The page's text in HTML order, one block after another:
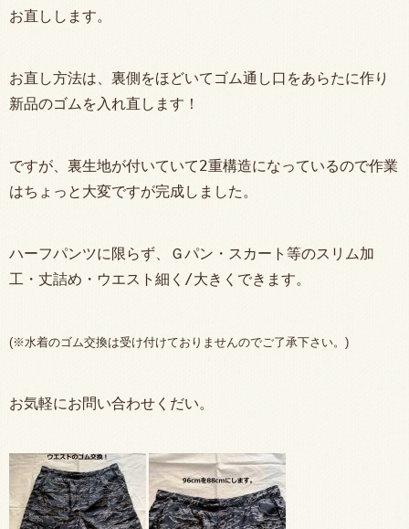
お直しします。
お直し方法は、裏側をほどいてゴム通し口をあらたに作り
新品のゴムを入れ直します！
ですが、裏生地が付いていて2重構造になっているので作業
はちょっと大変ですが完成しました。
ハーフパンツに限らず、Ｇパン・スカート等のスリム加
工・丈詰め・ウエスト細く/大きくできます。
(※水着のゴム交換は受け付けておりませんのでご了承下さい。)
お気軽にお問い合わせくだい。